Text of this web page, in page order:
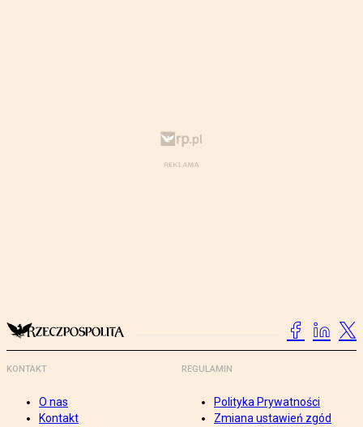
KONTAKT
O nas
Kontakt
REGULAMIN
Polityka Prywatności
Zmiana ustawień zgód